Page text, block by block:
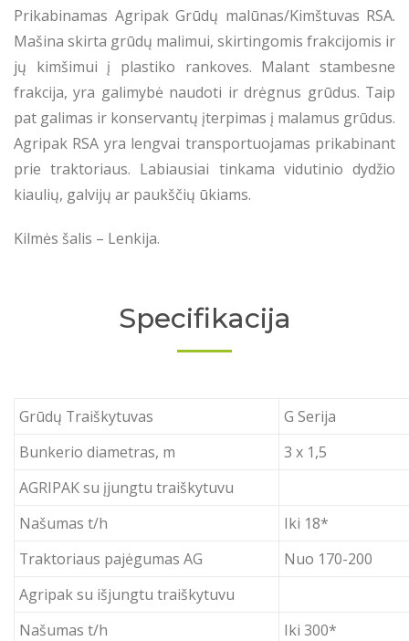
Prikabinamas Agripak Grūdų malūnas/Kimštuvas RSA.
Mašina skirta grūdų malimui, skirtingomis frakcijomis ir
jų kimšimui į plastiko rankoves. Malant stambesne
frakcija, yra galimybė naudoti ir drėgnus grūdus. Taip
pat galimas ir konservantų įterpimas į malamus grūdus.
Agripak RSA yra lengvai transportuojamas prikabinant
prie traktoriaus. Labiausiai tinkama vidutinio dydžio
kiaulių, galvijų ar paukščių ūkiams.
Kilmės šalis – Lenkija.
Specifikacija
Grūdų Traiškytuvas
G Serija
Bunkerio diametras, m
3 x 1,5
AGRIPAK su įjungtu traiškytuvu
Našumas t/h
Iki 18*
Traktoriaus pajėgumas AG
Nuo 170-200
Agripak su išjungtu traiškytuvu
Našumas t/h
Iki 300*